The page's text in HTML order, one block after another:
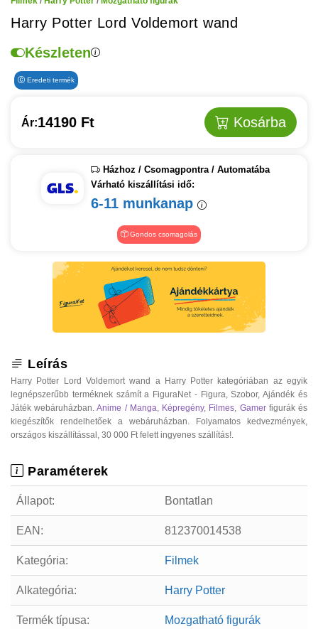
Harry Potter Lord Voldemort wand
Készleten
Eredeti termék
Ár:14190 Ft Kosárba
Házhoz / Csomagpontra / Automatába
Várható kiszállítási idő:
6-11 munkanap
Gondos csomagolás
Leírás
Harry Potter Lord Voldemort wand a Harry Potter kategóriában az egyik
legnépszerűbb terméknek számít a FiguraNet - Figura, Szobor, Ajándék és
Játék webáruházban.Anime / Manga, Képregény, Filmes, Gamerfigurák és
kiegészítők rendelhetőek a webáruházban. Folyamatos kedvezmények,
országos kiszállítással, 30 000 Ft felett ingyenes szállítás!.
Paraméterek
Állapot: Bontatlan
EAN: 812370014538
Kategória: Filmek
Alkategória: Harry Potter
Termék típusa: Mozgatható figurák